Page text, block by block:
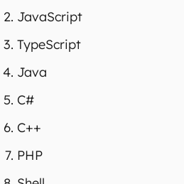
JavaScript
TypeScript
Java
C#
C++
PHP